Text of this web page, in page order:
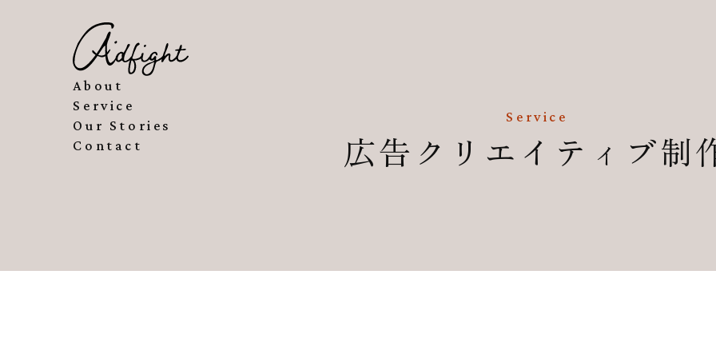
About
Service
Our Stories
Contact
About
Service
Service
広告クリエイティブ制